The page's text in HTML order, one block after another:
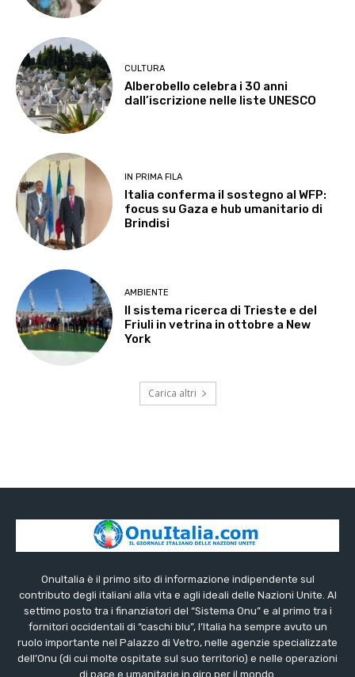
CULTURA
Alberobello celebra i 30 anni
dall’iscrizione nelle liste UNESCO
IN PRIMA FILA
Italia conferma il sostegno al WFP:
focus su Gaza e hub umanitario di
Brindisi
AMBIENTE
Il sistema ricerca di Trieste e del
Friuli in vetrina in ottobre a New
York
Carica altri
OnuItalia è il primo sito di informazione indipendente sul
contributo degli italiani alla vita e agli ideali delle Nazioni Unite. Al
settimo posto tra i finanziatori del “Sistema Onu” e al primo tra i
fornitori occidentali di “caschi blu”, l’Italia ha sempre avuto un
ruolo importante nel Palazzo di Vetro, nelle agenzie specializzate
dell’Onu (di cui molte ospitate sul suo territorio) e nelle operazioni
di pace e umanitarie in giro per il mondo.